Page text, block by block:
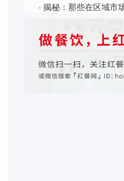
? 揭秘：那些在区域市场